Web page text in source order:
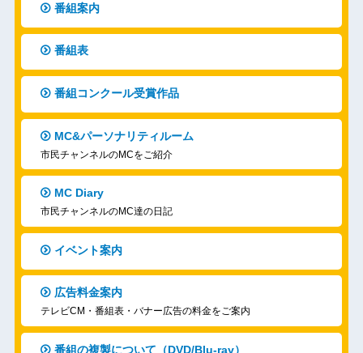
番組案内
番組表
番組コンクール受賞作品
MC&パーソナリティルーム
市民チャンネルのMCをご紹介
MC Diary
市民チャンネルのMC達の日記
イベント案内
広告料金案内
テレビCM・番組表・バナー広告の料金をご案内
番組の複製について（DVD/Blu-ray）